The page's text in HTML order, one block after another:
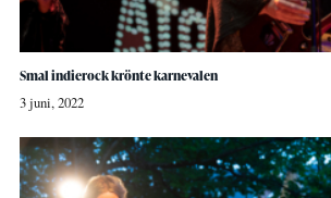
Smal indierock krönte karnevalen
3 juni, 2022